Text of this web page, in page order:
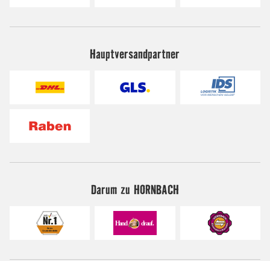
Hauptversandpartner
Darum zu HORNBACH